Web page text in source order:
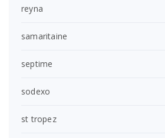
reyna
samaritaine
septime
sodexo
st tropez